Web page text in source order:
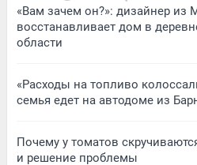
«Вам зачем он?»: дизайнер из
восстанавливает дом в
области
«Расходы на топливо
семья едет на автодоме из
Почему у томатов
и решение проблемы